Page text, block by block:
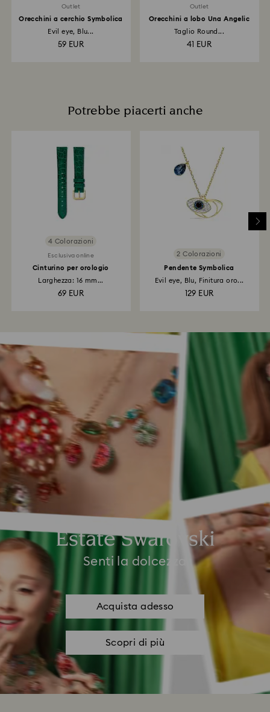
Outlet
Orecchini a cerchio Symbolica
Evil eye, Blu...
59 EUR
Outlet
Orecchini a lobo Una Angelic
Taglio Round...
41 EUR
Potrebbe piacerti anche
4 Colorazioni
Esclusiva online
Cinturino per orologio
Larghezza: 16 mm...
69 EUR
2 Colorazioni
Pendente Symbolica
Evil eye, Blu, Finitura oro...
129 EUR
Estate Swarovski
Senti la dolcezza
Acquista adesso
Scopri di più